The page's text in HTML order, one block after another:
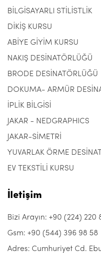
BİLGİSAYARLI STİLİSTLİK
DİKİŞ KURSU
ABİYE GİYİM KURSU
NAKIŞ DESİNATÖRLÜĞÜ
BRODE DESİNATÖRLÜĞÜ
DOKUMA- ARMÜR
İPLİK BİLGİSİ
JAKAR - NEDGRAPHICS
JAKAR-SİMETRİ
YUVARLAK ÖRME
EV TEKSTİLİ KURSU
İletişim
Bizi Arayın: +90 (224) 220
Gsm: +90 (544) 396 98 58
Adres: Cumhuriyet Cd.